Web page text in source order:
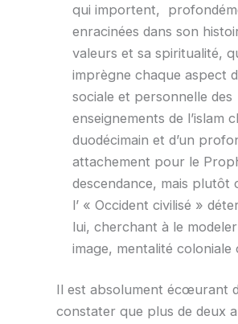
qui importent,
enracinées dans son
valeurs et sa spiritualité,
imprègne chaque aspect
sociale et personnelle des
enseignements de l’islam
duodécimain et d’un
attachement pour le
descendance, mais plutôt
l’ « Occident civilisé »
lui, cherchant à le
image, mentalité coloniale
Il est absolument écœurant
constater que plus de deux